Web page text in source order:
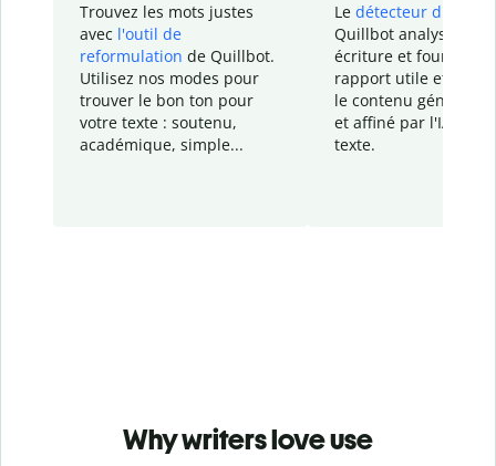
Trouvez les mots justes
avec l'outil de
reformulation de Quillbot.
Utilisez nos modes pour
trouver le bon ton pour
votre texte : soutenu,
académique, simple...
Le détecteur d'IA
Quillbot analyse votre
écriture et fournit un
rapport utile et
le contenu généré
et affiné par l'IA
texte.
Why writers love use